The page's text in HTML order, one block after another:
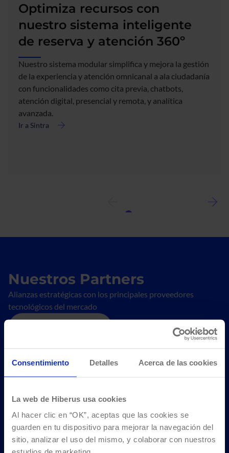
Consentimiento Detalles Acerca de las cookies
La web de Hiberus usa cookies
Al hacer clic en “OK”, aceptas que las cookies se
guarden en tu dispositivo para mejorar la navegación del
sitio, analizar el uso del mismo, y colaborar con nuestros
Optimiza recursos con
nuestro sistema inteligente
de reserva y atención 360º
Nuestro sistema modular simplifica y mejora la gestión
de la experiencia y atención omnicanal a ala ciudadanía
con funcionalidades como cita previa, chatbots,
atención digital, presencial y remota, y analítica
avanzada.
Ir a Sintra
Nuestros Partners
Alianzas estratégicas con los principales proveedores
tecnológicos del mercado